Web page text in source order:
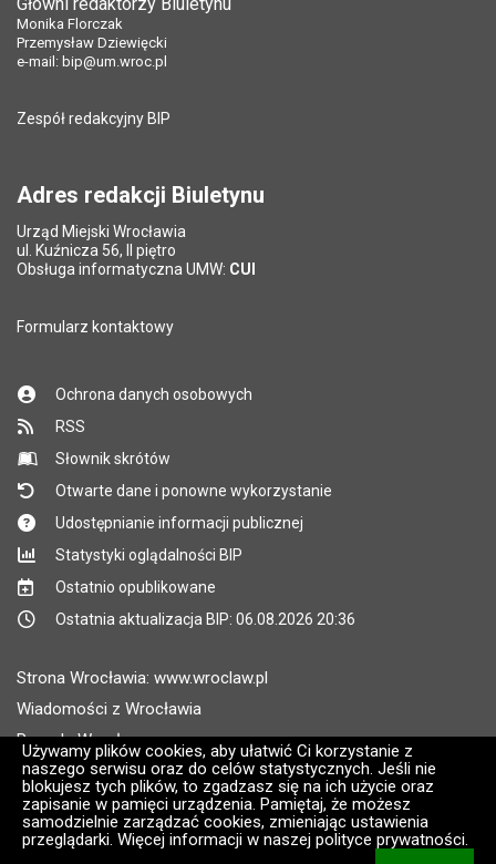
Używamy plików cookies, aby ułatwić Ci korzystanie z
naszego serwisu oraz do celów statystycznych. Jeśli nie
blokujesz tych plików, to zgadzasz się na ich użycie oraz
zapisanie w pamięci urządzenia. Pamiętaj, że możesz
samodzielnie zarządzać cookies, zmieniając ustawienia
przeglądarki. Więcej informacji w naszej polityce prywatności.
Ostatnio zaktualizował:
Data ostatniej aktualizacji:
Tytuł e-mailaPole wymagane
*
Adres e-mail znajomego
*
Pole wymagane
Główni redaktorzy Biuletynu
Monika Florczak
Przemysław Dziewięcki
e-mail: bip@um.wroc.pl
Zespół redakcyjny BIP
Adres redakcji Biuletynu
Urząd Miejski Wrocławia
ul. Kuźnicza 56, II piętro
Obsługa informatyczna UMW: CUI
Formularz kontaktowy
Ochrona danych osobowych
RSS
Słownik skrótów
Otwarte dane i ponowne wykorzystanie
Udostępnianie informacji publicznej
Statystyki oglądalności BIP
Ostatnio opublikowane
Ostatnia aktualizacja BIP: 06.08.2026 20:36
Strona Wrocławia: www.wroclaw.pl
Wiadomości z Wrocławia
Pogoda Wrocław
Rozkłady jazdy MPK Wrocław
Administratorem wroclaw.pl jest: ARAW
Wersja systemu: 2.8.30.09